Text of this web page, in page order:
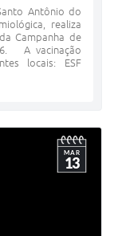
Antônio do
realiza
Campanha de
A vacinação
locais: ESF
MAR
13